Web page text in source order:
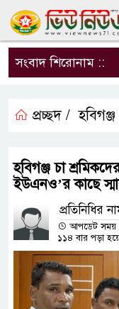
সংবাদ শিরোনাম ::
প্রচ্ছদ / হবিগঞ্জ
হবিগঞ্জ চা
ইউএনও’র কাছে
প্রতিনিধির
আপডেট সময়
১১৪ বার পড়া